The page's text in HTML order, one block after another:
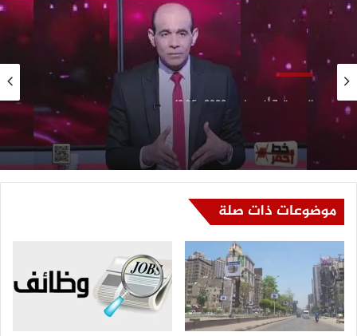
سلايد
الجمعة, 7 أغسطس, 2026 , 12:35 ص
محمد موسى: الشرق الأوسط أمام مرحلة بالغة
موضوعات ذات صلة